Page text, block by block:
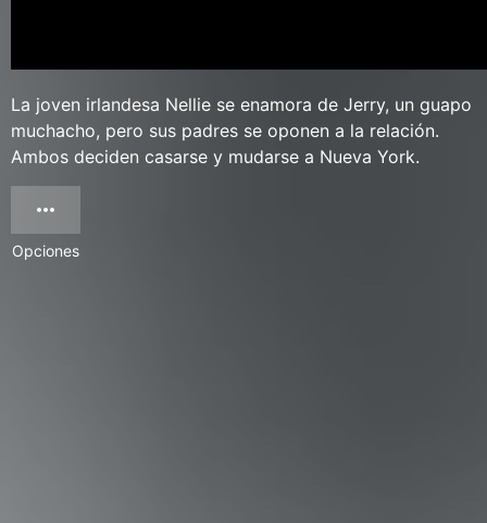
La joven irlandesa Nellie se enamora de Jerry, un guapo
muchacho, pero sus padres se oponen a la relación.
Ambos deciden casarse y mudarse a Nueva York.
Opciones